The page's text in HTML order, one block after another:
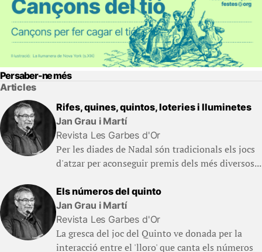
Per saber-ne més
Articles
Rifes, quines, quintos, loteries i lluminetes
Jan Grau i Martí
Revista Les Garbes d'Or
Per les diades de Nadal són tradicionals els jocs
d'atzar per aconseguir premis dels més diversos...
Els números del quinto
Jan Grau i Martí
Revista Les Garbes d'Or
La gresca del joc del Quinto ve donada per la
interacció entre el 'lloro' que canta els números